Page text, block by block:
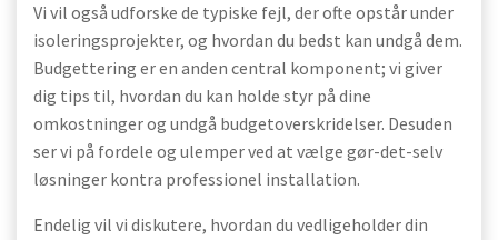
Vi vil også udforske de typiske fejl, der ofte opstår under
isoleringsprojekter, og hvordan du bedst kan undgå dem.
Budgettering er en anden central komponent; vi giver
dig tips til, hvordan du kan holde styr på dine
omkostninger og undgå budgetoverskridelser. Desuden
ser vi på fordele og ulemper ved at vælge gør-det-selv
løsninger kontra professionel installation.
Endelig vil vi diskutere, hvordan du vedligeholder din